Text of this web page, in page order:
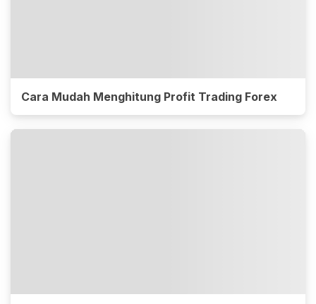
Cara Mudah Menghitung Profit Trading Forex